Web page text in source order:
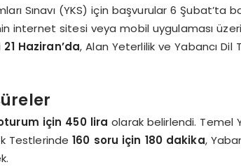
Sınavı (YKS) için başvurular 6 Şubat’ta
internet sitesi veya mobil uygulaması
21 Haziran’da, Alan Yeterlilik ve Yabancı Dil
için 450 lira olarak belirlendi. Temel
Testlerinde160 soru için 180 dakika,